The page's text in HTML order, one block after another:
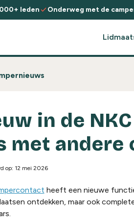
ledencheckOnderweg met de
in de
met andere
op: 12 mei 2026
heeft een nieuwe
ontdekken, maar ook